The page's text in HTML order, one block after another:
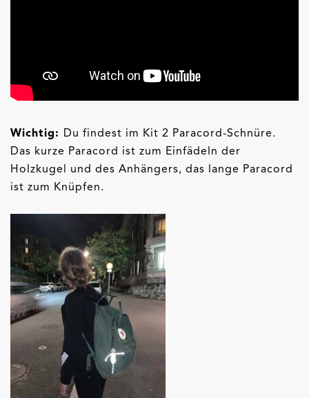
Wichtig: Du findest im Kit 2 Paracord-Schnüre.
Das kurze Paracord ist zum Einfädeln der
Holzkugel und des Anhängers, das lange Paracord
ist zum Knüpfen.